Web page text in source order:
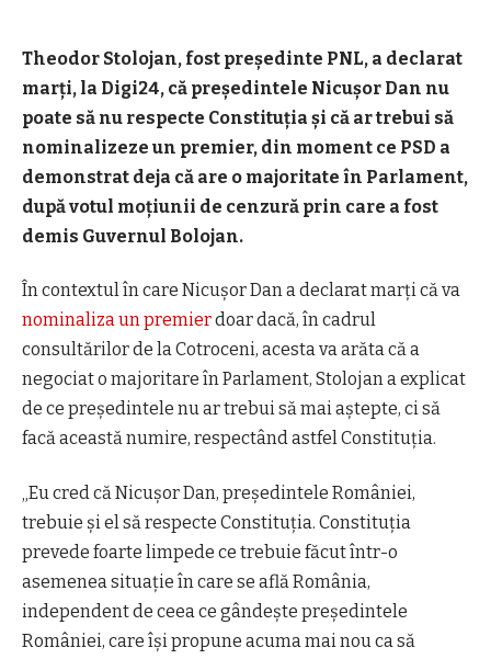
Theodor Stolojan, fost președinte PNL, a declarat
marți, la Digi24, că președintele Nicușor Dan nu
poate să nu respecte Constituția și că ar trebui să
nominalizeze un premier, din moment ce PSD a
demonstrat deja că are o majoritate în Parlament,
după votul moțiunii de cenzură prin care a fost
demis Guvernul Bolojan.
În contextul în care Nicușor Dan a declarat marți că va
nominaliza un premierdoar dacă, în cadrul
consultărilor de la Cotroceni, acesta va arăta că a
negociat o majoritare în Parlament, Stolojan a explicat
de ce președintele nu ar trebui să mai aștepte, ci să
facă această numire, respectând astfel Constituția.
„Eu cred că Nicușor Dan, președintele României,
trebuie și el să respecte Constituția. Constituția
prevede foarte limpede ce trebuie făcut într-o
asemenea situație în care se află România,
independent de ceea ce gândește președintele
României, care își propune acuma mai nou ca să